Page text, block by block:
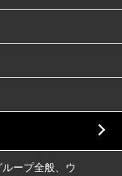
ープ全般、ウ